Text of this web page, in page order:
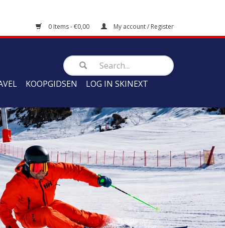
0 Items - €0,00 My account / Register
KOOPGIDSEN LOG IN SKINEXT